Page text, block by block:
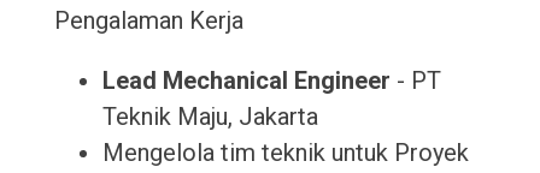
Pengalaman Kerja
Lead Mechanical Engineer - PT
Teknik Maju, Jakarta
Mengelola tim teknik untuk Proyek